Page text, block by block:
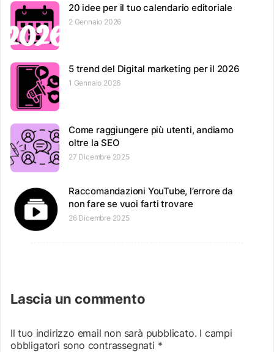
20 idee per il tuo calendario editoriale
2 Gennaio 2026
5 trend del Digital marketing per il 2026
1 Gennaio 2026
Come raggiungere più utenti, andiamo
oltre la SEO
27 Dicembre 2025
Raccomandazioni YouTube, l’errore da
non fare se vuoi farti trovare
26 Dicembre 2025
Lascia un commento
Il tuo indirizzo email non sarà pubblicato. I campi
obbligatori sono contrassegnati *